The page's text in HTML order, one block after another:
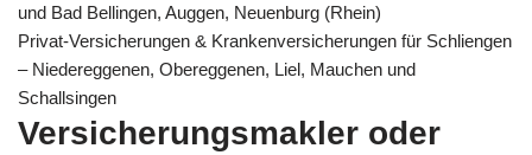
und Bad Bellingen, Auggen, Neuenburg (Rhein)
Privat-Versicherungen & Krankenversicherungen für Schliengen
– Niedereggenen, Obereggenen, Liel, Mauchen und
Schallsingen
Versicherungsmakler oder